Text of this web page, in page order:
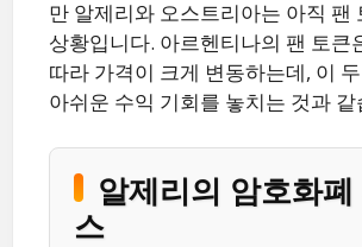
만 알제리와 오스트리아는 아직 팬
상황입니다. 아르헨티나의 팬 토큰
따라 가격이 크게 변동하는데, 이
아쉬운 수익 기회를 놓치는 것과 같
알제리의 암호화
스